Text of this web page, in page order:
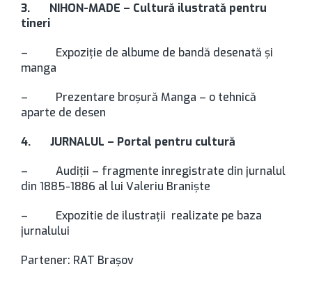
3. NIHON-MADE – Cultură ilustrată pentru
tineri
– Expoziție de albume de bandă desenată și
manga
– Prezentare broșură Manga – o tehnică
aparte de desen
4. JURNALUL – Portal pentru cultură
– Audiții – fragmente inregistrate din jurnalul
din 1885-1886 al lui Valeriu Braniște
– Expozitie de ilustrații realizate pe baza
jurnalului
Partener: RAT Braşov